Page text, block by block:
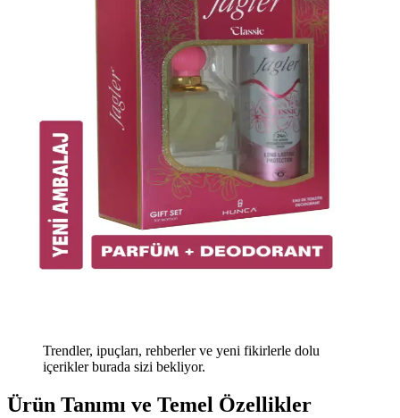
Trendler, ipuçları, rehberler ve yeni fikirlerle dolu
içerikler burada sizi bekliyor.
Ürün Tanımı ve Temel Özellikler